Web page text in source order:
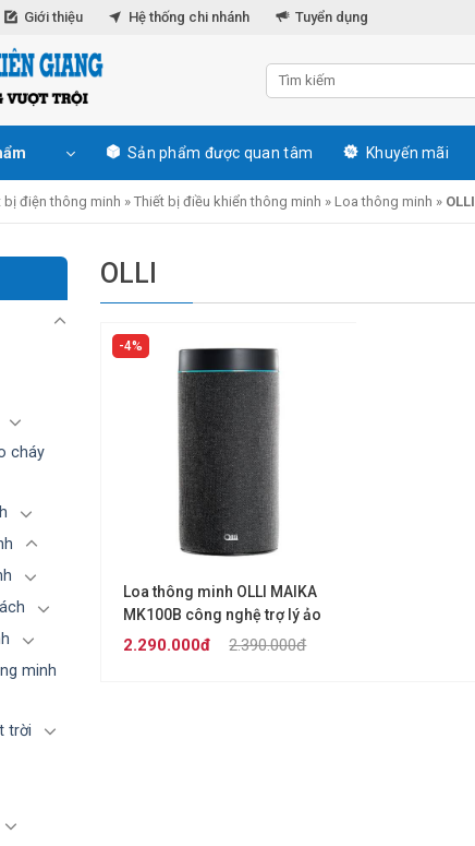
Giới thiệu Hệ thống chi nhánh Tuyển dụng
Sản phẩm được quan tâm Khuyến mãi
bị điện thông minh » Thiết bị điều khiển thông minh » Loa thông minh » OLLI
cháy
minh
trời
OLLI
4%
Loa thông minh OLLI MAIKA
MK100B công nghệ trợ lý ảo
thuần Việt
2.390.000đ
2.290.000đ